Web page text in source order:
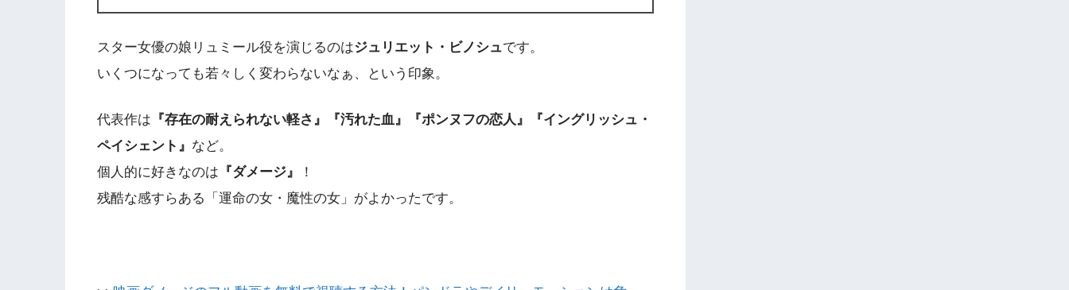
スター女優の娘リュミール役を演じるのはジュリエット・ビノシュです。
いくつになっても若々しく変わらないなぁ、という印象。
代表作は 『存在の耐えられない軽さ』『汚れた血』『ポンヌフの恋人』『イングリッシュ・
ペイシェント』 など。
個人的に好きなのは 『ダメージ』
！
残酷な感すらある「運命の女・魔性の女」がよかったです。